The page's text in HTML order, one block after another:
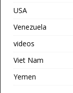
USA
Venezuela
videos
Viet Nam
Yemen